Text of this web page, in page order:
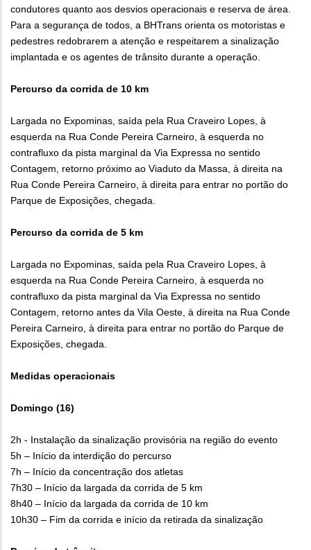
condutores quanto aos desvios operacionais e reserva de área.
Para a segurança de todos, a BHTrans orienta os motoristas e
pedestres redobrarem a atenção e respeitarem a sinalização
implantada e os agentes de trânsito durante a operação.
Percurso da corrida de 10 km
Largada no Expominas, saída pela Rua Craveiro Lopes, à
esquerda na Rua Conde Pereira Carneiro, à esquerda no
contrafluxo da pista marginal da Via Expressa no sentido
Contagem, retorno próximo ao Viaduto da Massa, à direita na
Rua Conde Pereira Carneiro, à direita para entrar no portão do
Parque de Exposições, chegada.
Percurso da corrida de 5 km
Largada no Expominas, saída pela Rua Craveiro Lopes, à
esquerda na Rua Conde Pereira Carneiro, à esquerda no
contrafluxo da pista marginal da Via Expressa no sentido
Contagem, retorno antes da Vila Oeste, à direita na Rua Conde
Pereira Carneiro, à direita para entrar no portão do Parque de
Exposições, chegada.
Medidas operacionais
Domingo (16)
2h - Instalação da sinalização provisória na região do evento
5h – Início da interdição do percurso
7h – Início da concentração dos atletas
7h30 – Início da largada da corrida de 5 km
8h40 – Início da largada da corrida de 10 km
10h30 – Fim da corrida e início da retirada da sinalização